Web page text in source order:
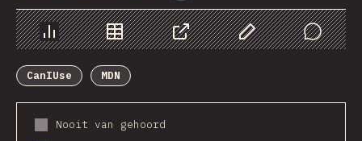
Chart Data Share Customize Data
Comments
CanIUse
MDN
Nooit van gehoord